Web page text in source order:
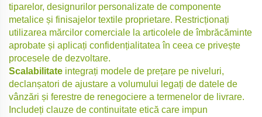
tiparelor, designurilor personalizate de componente
metalice și finisajelor textile proprietare. Restricționați
utilizarea mărcilor comerciale la articolele de îmbrăcăminte
aprobate și aplicați confidențialitatea în ceea ce privește
procesele de dezvoltare.
Scalabilitate integrați modele de prețare pe niveluri,
declanșatori de ajustare a volumului legați de datele de
vânzări și ferestre de renegociere a termenelor de livrare.
Includeți clauze de continuitate etică care impun